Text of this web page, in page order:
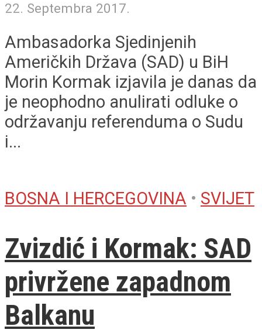
22. Septembra 2017.
Ambasadorka Sjedinjenih
Američkih Država (SAD) u BiH
Morin Kormak izjavila je danas da
je neophodno anulirati odluke o
održavanju referenduma o Sudu
i...
BOSNA I HERCEGOVINA • SVIJET
Zvizdić i Kormak: SAD
privržene zapadnom
Balkanu